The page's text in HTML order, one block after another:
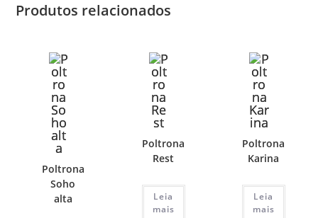
Produtos relacionados
Poltrona
Soho
alta
Poltrona
Rest
Leia
mais
Poltrona
Karina
Leia
mais